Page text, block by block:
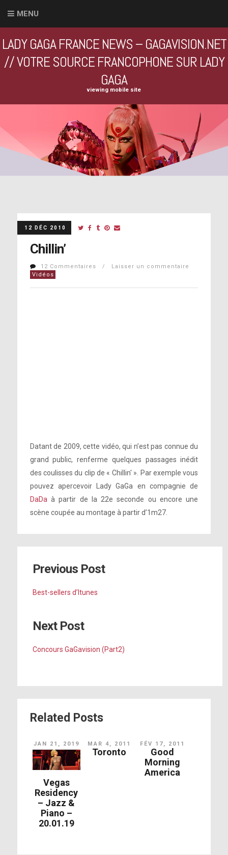
MENU
LADY GAGA FRANCE NEWS – GAGAVISION.NET
// VOTRE SOURCE FRANCOPHONE SUR LADY
GAGA
viewing mobile site
12 DÉC 2010
Chillin’
12 Commentaires / Laisser un commentaire
Vidéos
Datant de 2009, cette vidéo, qui n’est pas connue du
grand public, renferme quelques passages inédit
des coulisses du clip de « Chillin' ». Par exemple vous
pouvez apercevoir Lady GaGa en compagnie de
DaDa à partir de la 22e seconde ou encore une
scène coupée au montage à partir d’1m27.
Previous Post
Best-sellers d’Itunes
Next Post
Concours GaGavision (Part2)
Related Posts
JAN 21, 2019
Vegas
Residency
– Jazz &
Piano –
20.01.19
MAR 4, 2011
Toronto
FÉV 17, 2011
Good
Morning
America